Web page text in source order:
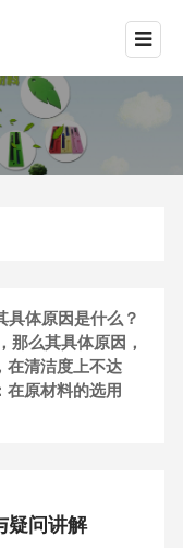
体原因是什么？
那么其具体原因，
在清洁度上不达
在原材料的选用
疑问讲解